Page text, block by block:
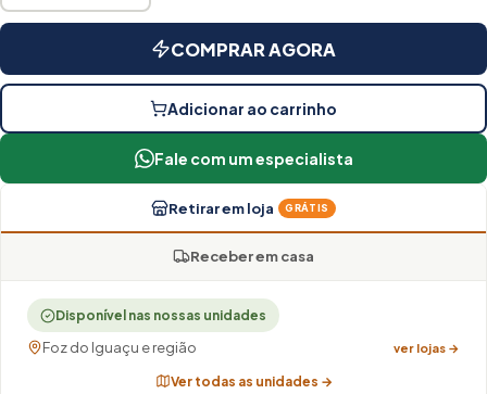
COMPRAR AGORA
Adicionar ao carrinho
Fale com um especialista
Retirar em loja GRÁTIS
Receber em casa
Disponível nas nossas unidades
Foz do Iguaçu e região ver lojas →
Ver todas as unidades →